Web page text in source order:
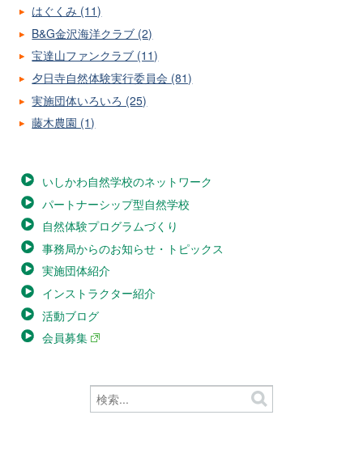
はぐくみ (11)
B&G金沢海洋クラブ (2)
宝達山ファンクラブ (11)
夕日寺自然体験実行委員会 (81)
実施団体いろいろ (25)
藤木農園 (1)
いしかわ自然学校のネットワーク
パートナーシップ型自然学校
自然体験プログラムづくり
事務局からのお知らせ・トピックス
実施団体紹介
インストラクター紹介
活動ブログ
会員募集